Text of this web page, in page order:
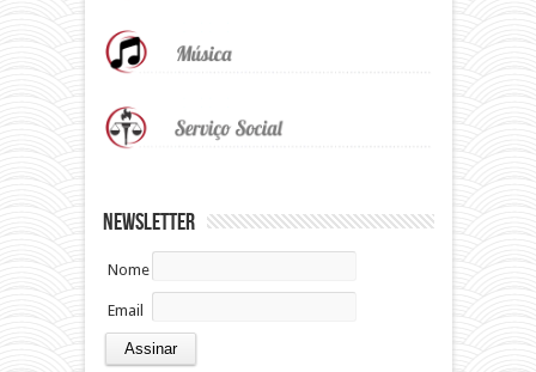
Newsletter
Nome
Email